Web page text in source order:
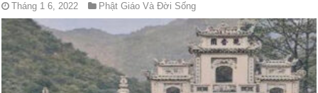
Tháng 1 6, 2022 Phật Giáo Và Đời Sống